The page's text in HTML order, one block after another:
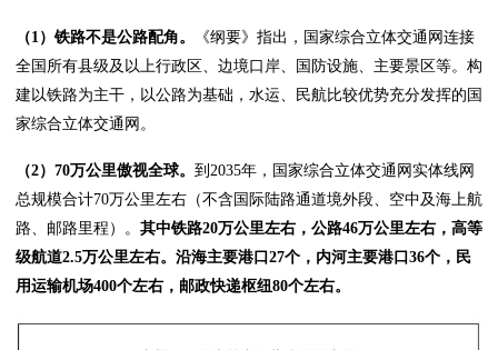
（1）铁路不是公路配角。
《纲要》指出，国家综合立体交通网连接
全国所有县级及以上行政区、边境口岸、国防设施、主要景区等。构
建以铁路为主干，以公路为基础，水运、民航比较优势充分发挥的国
家综合立体交通网。
（2）70万公里傲视全球。 到2035年，国家综合立体交通网实体线网
总规模合计70万公里左右（不含国际陆路通道境外段、空中及海上航
路、邮路里程）。 其中铁路20万公里左右，公路46万公里左右，高等
级航道2.5万公里左右。沿海主要港口27个，内河主要港口36个，民
用运输机场400个左右，邮政快递枢纽80个左右。